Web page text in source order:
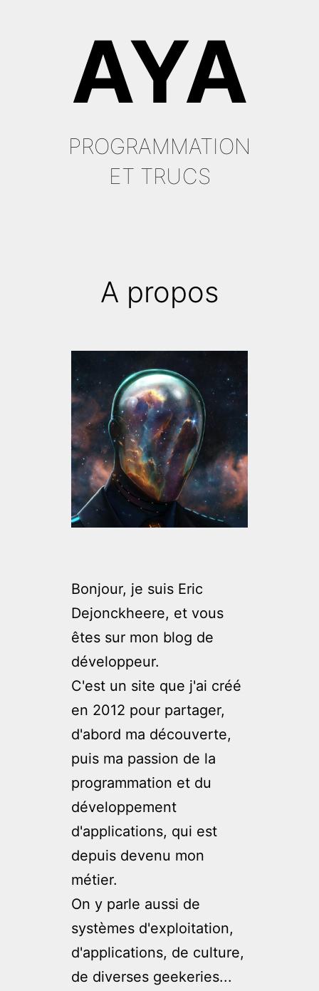
AYA
PROGRAMMATION
ET TRUCS
A propos
Bonjour, je suis Eric
Dejonckheere, et vous
êtes sur mon blog de
développeur.
C'est un site que j'ai créé
en 2012 pour partager,
d'abord ma découverte,
puis ma passion de la
programmation et du
développement
d'applications, qui est
depuis devenu mon
métier.
On y parle aussi de
systèmes d'exploitation,
d'applications, de culture,
de diverses geekeries...